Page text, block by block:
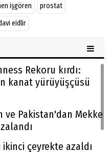
işgören
prostat
eidlir
Rekoru kırdı:
kanat yürüyüşçüsü
ve Pakistan'dan Mekke
çeyrekte azaldı